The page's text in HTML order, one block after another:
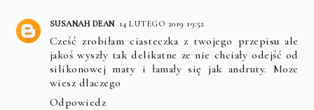
SUSANAH DEAN 14 LUTEGO 2019 19:52
Cześć zrobiłam ciasteczka z twojego przepisu ale
jakoś wyszły tak delikatne ze nie chciały odejść od
silikonowej maty i łamały się jak andruty. Moze
wiesz dlaczego
Odpowiedz